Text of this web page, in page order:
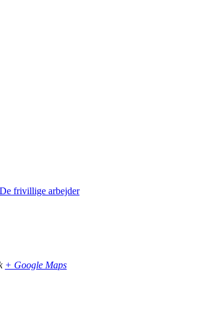
De frivillige arbejder
+ Google Maps